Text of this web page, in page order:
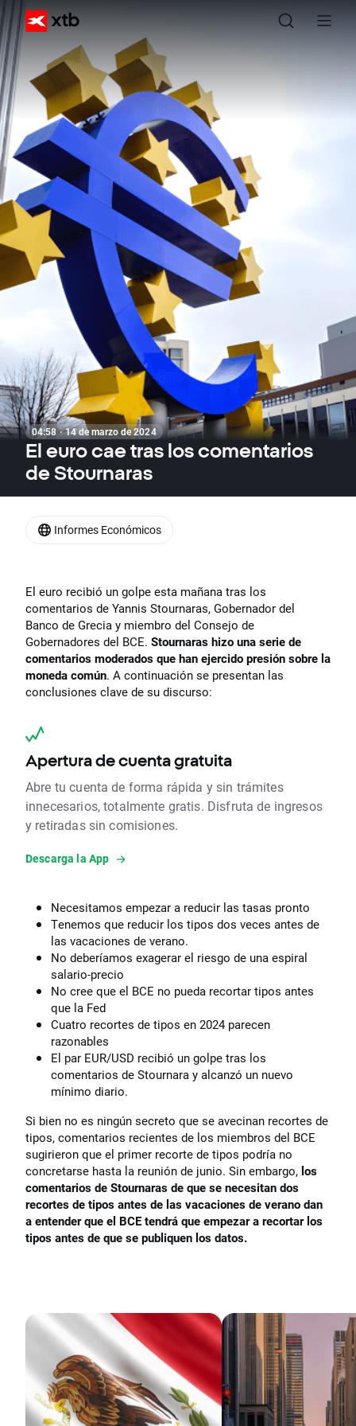
04:58 · 14 de marzo de 2024
El euro cae tras los comentarios
de Stournaras
El euro recibió un golpe esta mañana tras los
comentarios de Yannis Stournaras, Gobernador del
Banco de Grecia y miembro del Consejo de
Gobernadores del BCE. Stournaras hizo una serie de
comentarios moderados que han ejercido presión sobre la
moneda común. A continuación se presentan las
conclusiones clave de su discurso:
Apertura de cuenta gratuita
Abre tu cuenta de forma rápida y sin trámites
innecesarios, totalmente gratis. Disfruta de ingresos
y retiradas sin comisiones.
Descarga la App
Necesitamos empezar a reducir las tasas pronto
Tenemos que reducir los tipos dos veces antes de
las vacaciones de verano.
No deberíamos exagerar el riesgo de una espiral
salario-precio
No cree que el BCE no pueda recortar tipos antes
que la Fed
Cuatro recortes de tipos en 2024 parecen
razonables
El par EUR/USD recibió un golpe tras los
comentarios de Stournara y alcanzó un nuevo
mínimo diario.
Si bien no es ningún secreto que se avecinan recortes de
tipos, comentarios recientes de los miembros del BCE
sugirieron que el primer recorte de tipos podría no
concretarse hasta la reunión de junio. Sin embargo, los
comentarios de Stournaras de que se necesitan dos
recortes de tipos antes de las vacaciones de verano dan
a entender que el BCE tendrá que empezar a recortar los
tipos antes de que se publiquen los datos.
Informes Económicos